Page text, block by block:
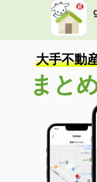
大手不動
まと